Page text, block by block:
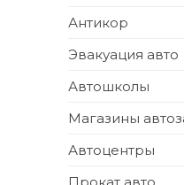
Антикор
Эвакуация авто
Автошколы
Магазины
Автоцентры